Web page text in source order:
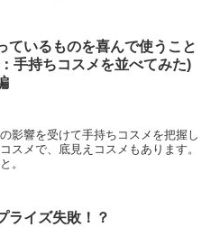
ているものを喜んで使うこと
手持ちコスメを並べてみた)
影響を受けて手持ちコスメを把握し
スメで、底見えコスメもあります。
。
ライズ失敗！？